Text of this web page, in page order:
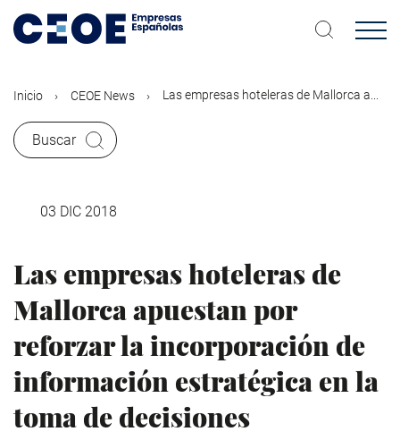
contenido
Inicio CEOE News Las empresas hoteleras de Mallorca a...
Buscar
03 DIC 2018
Las empresas hoteleras de
Mallorca apuestan por
reforzar la incorporación de
información estratégica en la
toma de decisiones